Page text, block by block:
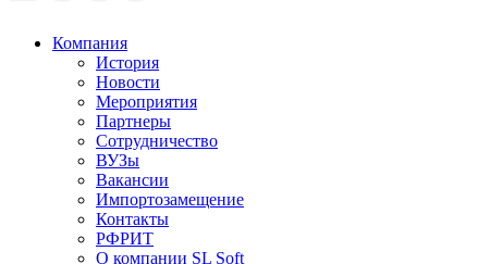
Компания
История
Новости
Мероприятия
Партнеры
Сотрудничество
ВУЗы
Вакансии
Импортозамещение
Контакты
РФРИТ
О компании SL Soft